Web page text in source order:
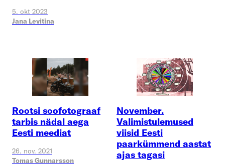
5. okt 2023
Jana Levitina
Rootsi soofotograaf
tarbis nädal aega
Eesti meediat
26. nov. 2021
Tomas Gunnarsson
November.
Valimistulemused
viisid Eesti
paarkümmend aastat
ajas tagasi